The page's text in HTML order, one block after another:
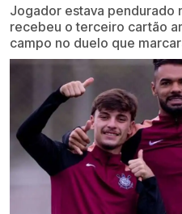
Jogador estava pendurado
recebeu o terceiro cartão
campo no duelo que